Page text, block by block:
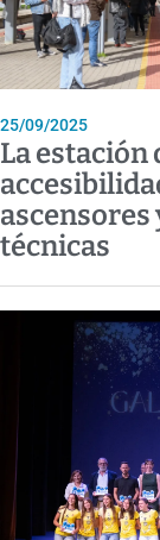
25/09/2025
La estación
ascensores
técnicas